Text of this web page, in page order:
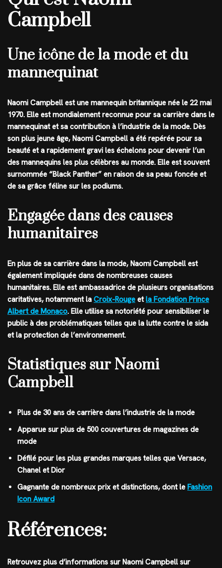
Campbell
Une icône de la mode et du
mannequinat
Naomi Campbell est une mannequin britannique née le 22 mai
1970. Elle est mondialement reconnue pour sa carrière dans le
mannequinat et sa contribution à l’industrie de la mode. Dès
son plus jeune âge, Naomi Campbell a été repérée pour sa
beauté et a rapidement gravi les échelons pour devenir l’un
des mannequins les plus célèbres au monde. Elle est souvent
surnommée “Black Panther” en raison de sa peau foncée et
de sa grâce féline sur les podiums.
Engagée dans des causes
humanitaires
En plus de sa carrière dans la mode, Naomi Campbell est
également impliquée dans de nombreuses causes
humanitaires. Elle est ambassadrice de plusieurs organisations
caritatives, notamment la Croix-Rouge etla Fondation Prince
Albert de Monaco. Elle utilise sa notoriété pour sensibiliser le
public à des problématiques telles que la lutte contre le sida
et la protection de l’environnement.
Statistiques sur Naomi
Campbell
Plus de 30 ans de carrière dans l’industrie de la mode
Apparue sur plus de 500 couvertures de magazines de
mode
Défilé pour les plus grandes marques telles que Versace,
Chanel et Dior
Gagnante de nombreux prix et distinctions, dont le Fashion
Icon Award
Références:
Retrouvez plus d’informations sur Naomi Campbell sur